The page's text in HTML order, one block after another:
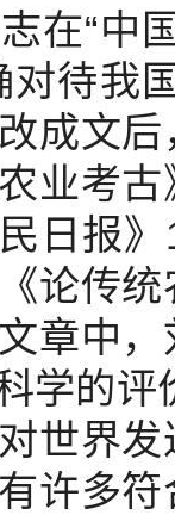
在“中
对待我
成文
业考
日报
论传
章中
学的评
世界
许多